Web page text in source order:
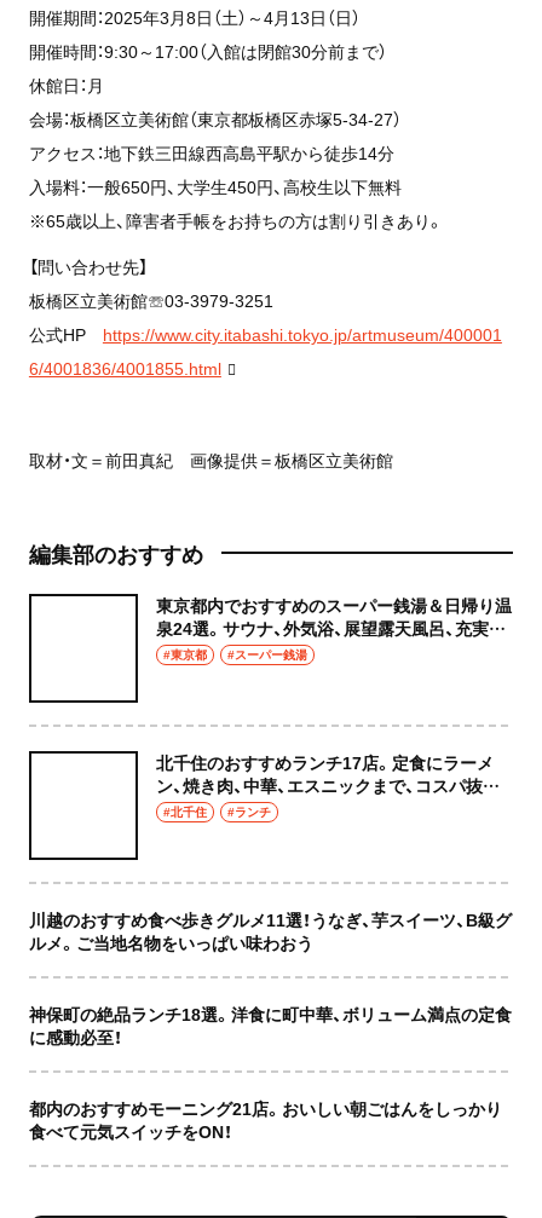
開催期間：2025年3月8日（土）～4月13日（日）
開催時間：9:30～17:00（入館は閉館30分前まで）
休館日：月
会場：板橋区立美術館（東京都板橋区赤塚5-34-27）
アクセス：地下鉄三田線西高島平駅から徒歩14分
入場料：一般650円、大学生450円、高校生以下無料
※65歳以上、障害者手帳をお持ちの方は割り引きあり。
【問い合わせ先】
板橋区立美術館☏03-3979-3251
公式HP https://www.city.itabashi.tokyo.jp/artmuseum/400001
6/4001836/4001855.html
取材・文＝前田真紀 画像提供＝板橋区立美術館
編集部のおすすめ
東京都内でおすすめのスーパー銭湯＆日帰り温
泉24選。サウナ、外気浴、展望露天風呂、充実の
癒やし空間へ
#東京都 #スーパー銭湯
北千住のおすすめランチ17店。定食にラーメ
ン、焼き肉、中華、エスニックまで、コスパ抜群
な店もおしゃれな店も網羅してご紹介！
#北千住 #ランチ
川越のおすすめ食べ歩きグルメ11選！うなぎ、芋スイーツ、B級グ
ルメ。ご当地名物をいっぱい味わおう
神保町の絶品ランチ18選。洋食に町中華、ボリューム満点の定食
に感動必至！
都内のおすすめモーニング21店。おいしい朝ごはんをしっかり
食べて元気スイッチをON！